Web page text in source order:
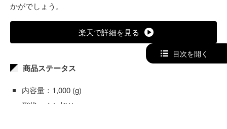
かがでしょう。
楽天で詳細を見る
商品ステータス
内容量：1,000 (g)
形状：くし切り
目次を開く